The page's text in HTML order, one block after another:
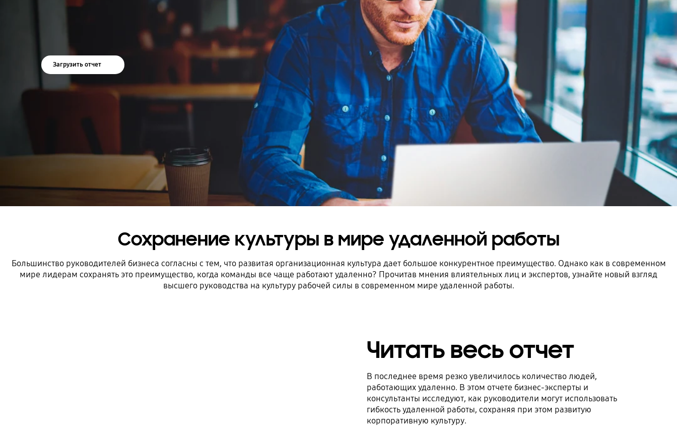
Загрузить отчет
Сохранение культуры в мире удаленной работы
Большинство руководителей бизнеса согласны с тем, что развитая организационная культура дает большое конкурентное преимущество. Однако как в современном
мире лидерам сохранять это преимущество, когда команды все чаще работают удаленно? Прочитав мнения влиятельных лиц и экспертов, узнайте новый взгляд
высшего руководства на культуру рабочей силы в современном мире удаленной работы.
Читать весь отчет
В последнее время резко увеличилось количество людей,
работающих удаленно. В этом отчете бизнес-эксперты и
консультанты исследуют, как руководители могут использовать
гибкость удаленной работы, сохраняя при этом развитую
корпоративную культуру.